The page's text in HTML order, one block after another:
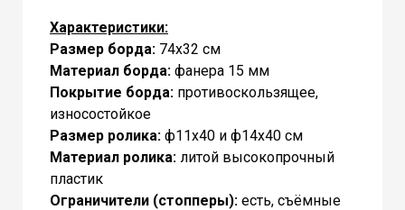
Характеристики:
Размер борда: 74х32 cм
Материал борда: фанера 15 мм
Покрытие борда: противоскользящее,
износостойкое
Размер ролика: ф11х40 и ф14х40 см
Материал ролика: литой высокопрочный
пластик
Ограничители (стопперы): есть, съёмные